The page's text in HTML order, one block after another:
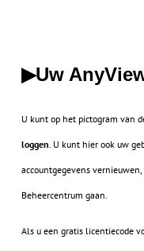
▶Uw
U kunt op het pictogram van
loggen. U kunt hier ook uw
accountgegevens
Beheercentrum gaan.
Als u een gratis licentiecode